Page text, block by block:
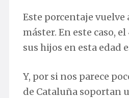
Este porcentaje
máster. En este caso,
sus hijos en esta edad
Y, por si nos parece
de Cataluña soportan